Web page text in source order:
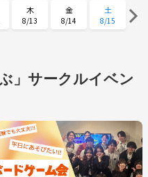
木
8/13
金
8/14
土
8/15
火
8/25
水
8/26
木
8/27
日
9/6
月
9/7
火
9/8
」サークルイベン